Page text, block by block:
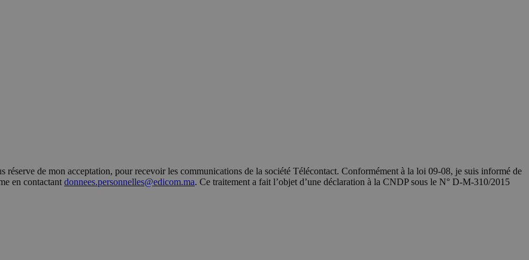
réserve de mon acceptation, pour recevoir les communications de la société Télécontact. Conformément à la loi 09-08, je suis informé de
en contactant donnees.personnelles@edicom.ma. Ce traitement a fait l’objet d’une déclaration à la CNDP sous le N° D-M-310/2015